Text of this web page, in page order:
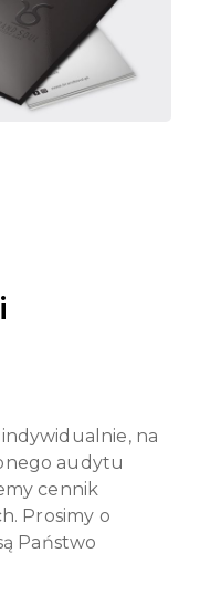
na
audytu
cennik
Prosimy o
Państwo